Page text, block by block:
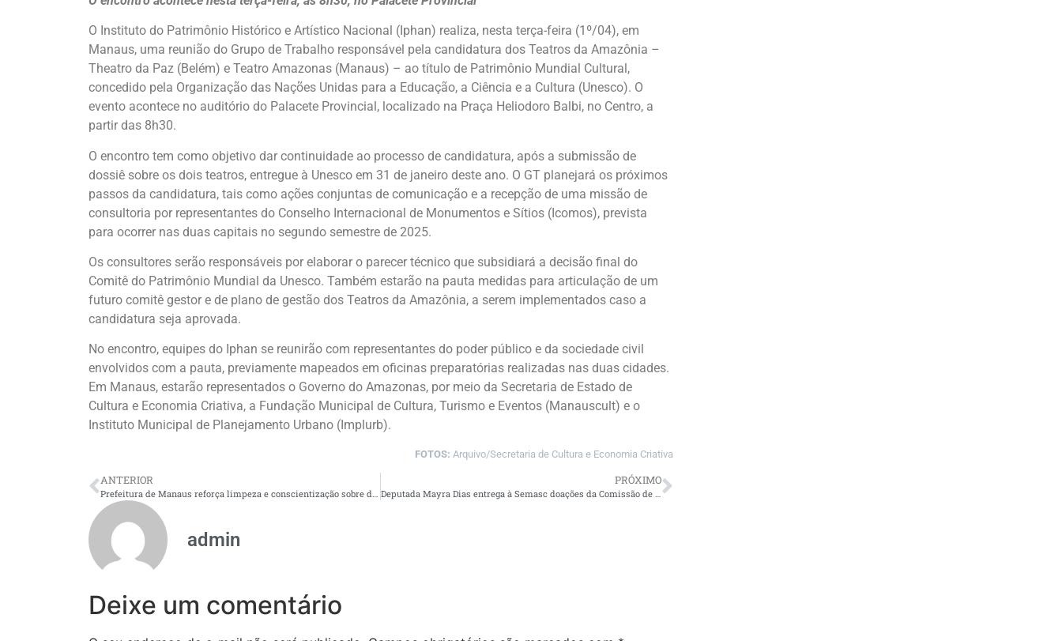
O Instituto do Patrimônio Histórico e Artístico Nacional (Iphan) realiza, nesta terça-feira (1º/04), em
Manaus, uma reunião do Grupo de Trabalho responsável pela candidatura dos Teatros da Amazônia –
Theatro da Paz (Belém) e Teatro Amazonas (Manaus) – ao título de Patrimônio Mundial Cultural,
concedido pela Organização das Nações Unidas para a Educação, a Ciência e a Cultura (Unesco). O
evento acontece no auditório do Palacete Provincial, localizado na Praça Heliodoro Balbi, no Centro, a
partir das 8h30.
O encontro tem como objetivo dar continuidade ao processo de candidatura, após a submissão de
dossiê sobre os dois teatros, entregue à Unesco em 31 de janeiro deste ano. O GT planejará os próximos
passos da candidatura, tais como ações conjuntas de comunicação e a recepção de uma missão de
consultoria por representantes do Conselho Internacional de Monumentos e Sítios (Icomos), prevista
para ocorrer nas duas capitais no segundo semestre de 2025.
Os consultores serão responsáveis por elaborar o parecer técnico que subsidiará a decisão final do
Comitê do Patrimônio Mundial da Unesco. Também estarão na pauta medidas para articulação de um
futuro comitê gestor e de plano de gestão dos Teatros da Amazônia, a serem implementados caso a
candidatura seja aprovada.
No encontro, equipes do Iphan se reunirão com representantes do poder público e da sociedade civil
envolvidos com a pauta, previamente mapeados em oficinas preparatórias realizadas nas duas cidades.
Em Manaus, estarão representados o Governo do Amazonas, por meio da Secretaria de Estado de
Cultura e Economia Criativa, a Fundação Municipal de Cultura, Turismo e Eventos (Manauscult) e o
Instituto Municipal de Planejamento Urbano (Implurb).
FOTOS: Arquivo/Secretaria de Cultura e Economia Criativa
ANTERIOR
Prefeitura de Manaus reforça limpeza e conscientização sobre descarte de lixo no beco Campos Sales
PRÓXIMO
Deputada Mayra Dias entrega à Semasc doações da Comissão de Assistência Social da ALEAM para vítimas das chuvas em Manaus
admin
Deixe um comentário